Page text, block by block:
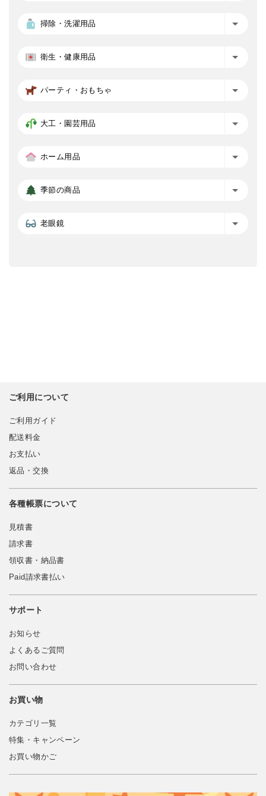
掃除・洗濯用品
衛生・健康用品
パーティ・おもちゃ
大工・園芸用品
ホーム用品
季節の商品
老眼鏡
ご利用について
ご利用ガイド
配送料金
お支払い
返品・交換
各種帳票について
見積書
請求書
領収書・納品書
Paid請求書払い
サポート
お知らせ
よくあるご質問
お問い合わせ
お買い物
カテゴリ一覧
特集・キャンペーン
お買い物かご